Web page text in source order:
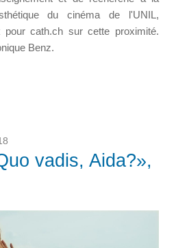
du cinéma de l'UNIL,
pour cath.ch sur cette proximité.
Benz.
vadis, Aida?»,